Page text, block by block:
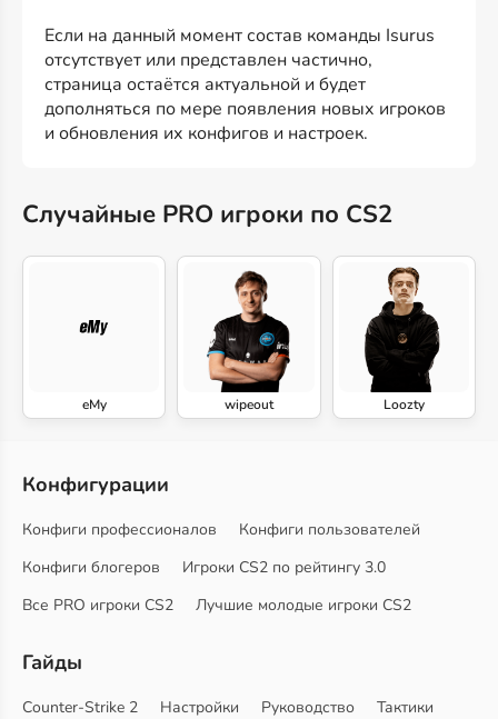
Если на данный момент состав команды Isurus
отсутствует или представлен частично,
страница остаётся актуальной и будет
дополняться по мере появления новых игроков
и обновления их конфигов и настроек.
Случайные PRO игроки по CS2
eMy wipeout Loozty
Конфигурации
Конфиги профессионалов
Конфиги пользователей
Конфиги блогеров
Игроки CS2 по рейтингу 3.0
Все PRO игроки CS2
Лучшие молодые игроки CS2
Гайды
Counter-Strike 2 Настройки Руководство
Тактики